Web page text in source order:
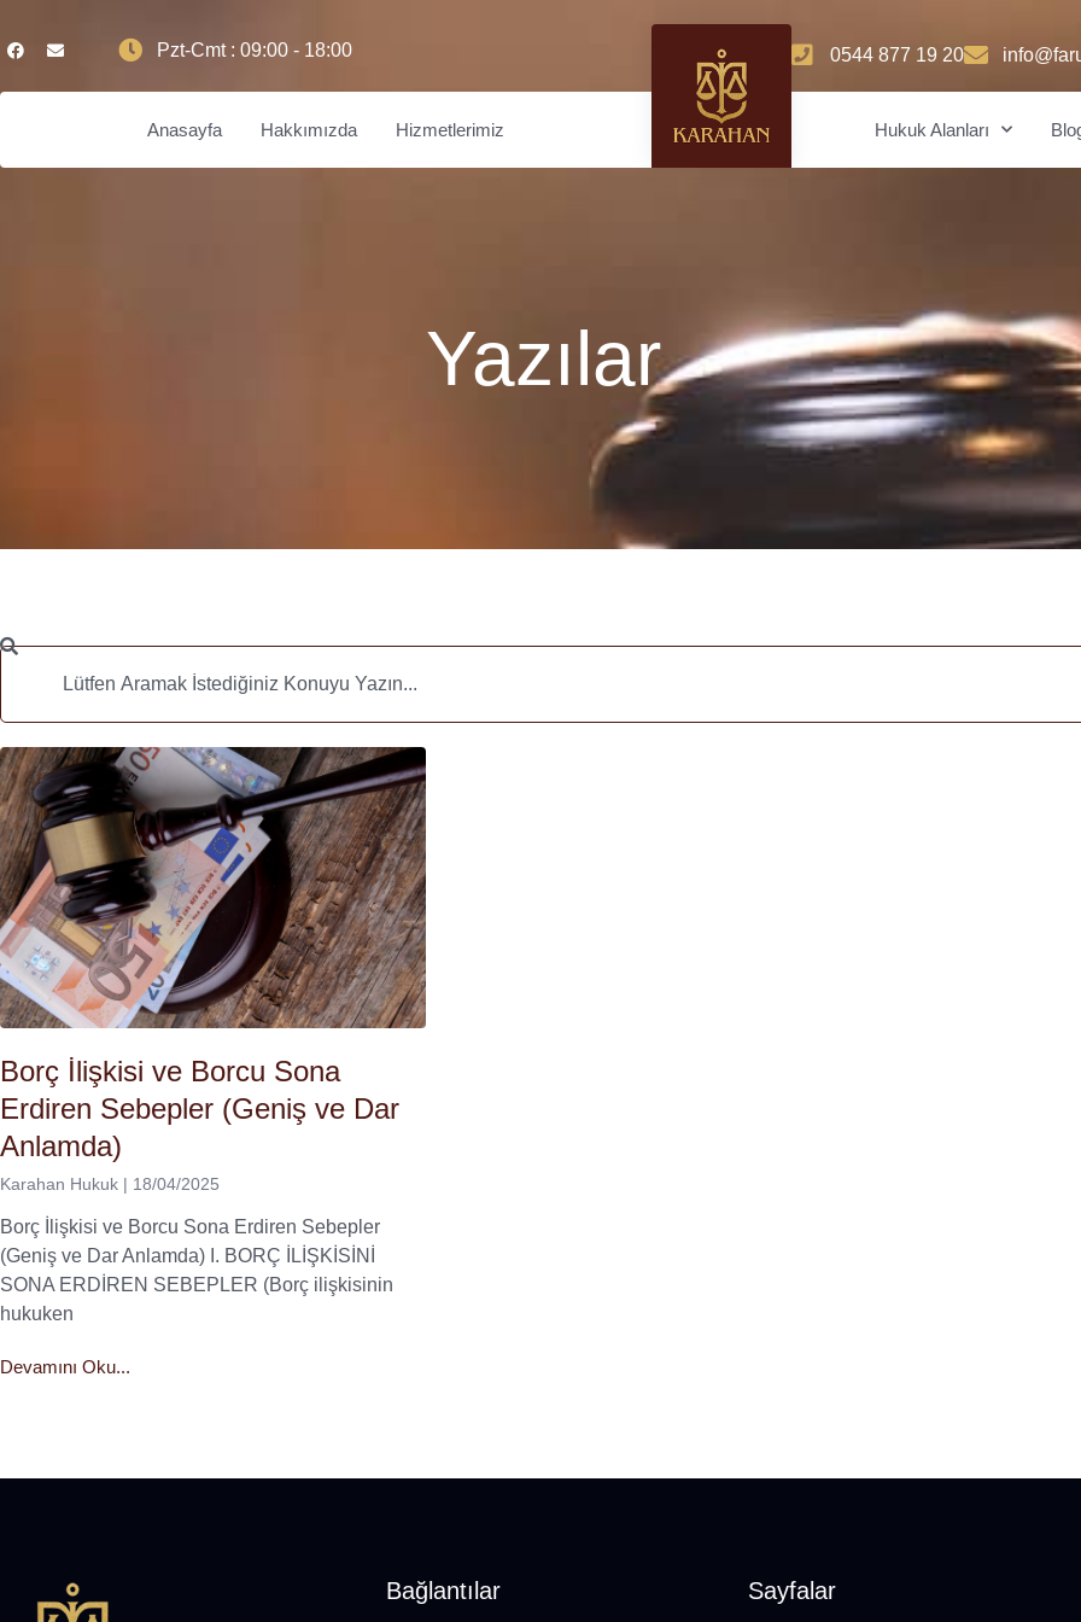
Pzt-Cmt : 09:00 - 18:00
Anasayfa Hakkımızda Hizmetlerimiz
0544 877 19 20
Hukuk Alanları
Yazılar
Borç İlişkisi ve Borcu Sona
Erdiren Sebepler (Geniş ve Dar
Anlamda)
Karahan Hukuk 18/04/2025
Borç İlişkisi ve Borcu Sona Erdiren Sebepler
(Geniş ve Dar Anlamda) I. BORÇ İLİŞKİSİNİ
SONA ERDİREN SEBEPLER (Borç ilişkisinin
hukuken
Devamını Oku...
Bağlantılar Sayfalar